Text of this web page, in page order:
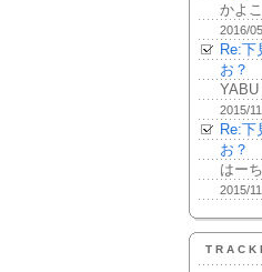
かよこ
2016/
Re:下
お？
YABU
2015/
Re:下
お？
はー
2015/